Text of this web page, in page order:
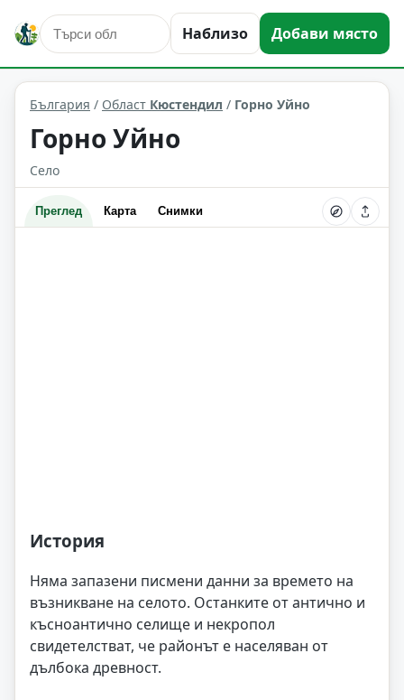
Наблизо Добави място
Горно Уйно Област: Кюстендил
България / Област Кюстендил / Горно Уйно
Горно Уйно
Село
Преглед Карта Снимки
История
Няма запазени писмени данни за времето на
възникване на селото. Останките от антично и
късноантично селище и некропол
свидетелстват, че районът е населяван от
дълбока древност.